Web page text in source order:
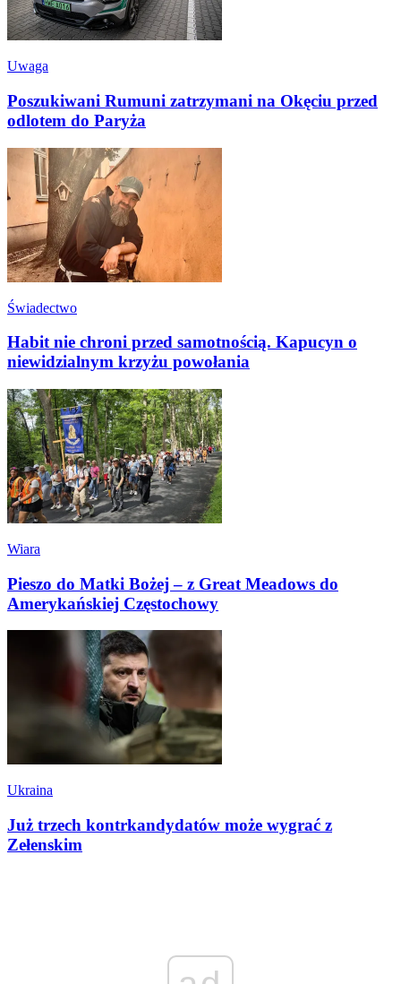
Uwaga
Poszukiwani Rumuni zatrzymani na Okęciu przed
odlotem do Paryża
Świadectwo
Habit nie chroni przed samotnością. Kapucyn o
niewidzialnym krzyżu powołania
Wiara
Pieszo do Matki Bożej – z Great Meadows do
Amerykańskiej Częstochowy
Ukraina
Już trzech kontrkandydatów może wygrać z
Zełenskim